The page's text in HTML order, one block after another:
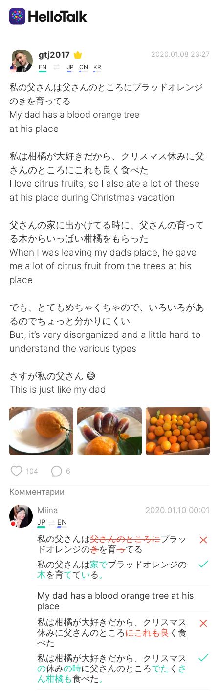
Приложение для Языкового Обмена
Русский
繁體中文 Español
العربية Français
Deutsch 日本語
한국어
Indonesia Italiano
Português
gtj2017
EN JP CN KR
2020.01.08 23:27
私の父さんは父さんのところにブラッドオレンジ
のきを育ってる
My dad has a blood orange tree
at his place
私は柑橘が大好きだから、クリスマス休みに父
さんのところにこれも良く食べた
I love citrus fruits, so I also ate a lot of these
at his place during Christmas vacation
父さんの家に出かけてる時に、父さんの育って
る木からいっぱい柑橘をもらった
When I was leaving my dads place, he gave
me a lot of citrus fruit from the trees at his
place
でも、とてもめちゃくちゃので、いろいろがあ
るのでちょっと分かりにくい
But, it’s very disorganized and a little hard to
understand the various types
さすが私の父さん 😅
This is just like my dad
104 6
Комментарии
Miina
2020.01.10 00:01
JP EN
私の父さんは父さんのところにブラッ
ドオレンジのきを育ってる
私の父さんは家でブラッドオレンジの
木を育てている。
My dad has a blood orange tree at his
place
私は柑橘が大好きだから、クリスマス
休みに父さんのところにこれも良く食
べた
私は柑橘が大好きだから、クリスマス
の休みの時に父さんのところでた く さ
ん柑橘も食べた。